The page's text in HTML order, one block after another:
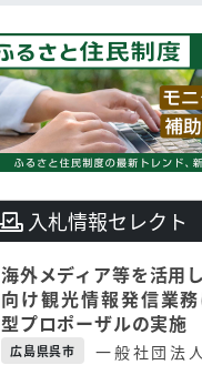
入札情報セレクト
海外メディア等を活用
向け観光情報発信業
型プロポーザルの実施
広島県呉市
一般社団法